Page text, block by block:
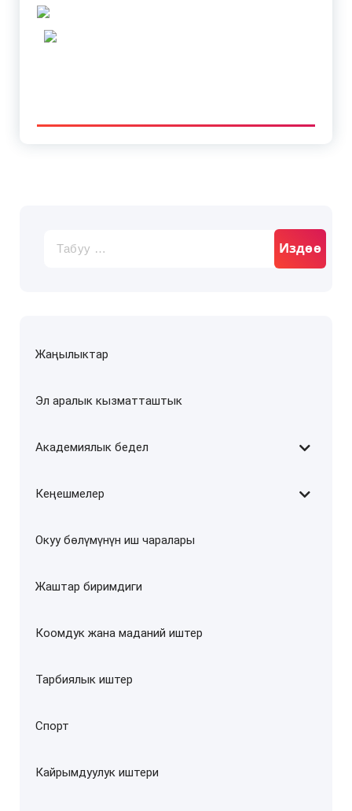
Жаңылыктар
Эл аралык кызматташтык
Академиялык бедел
Кеңешмелер
Окуу бөлүмүнүн иш чаралары
Жаштар биримдиги
Коомдук жана маданий иштер
Тарбиялык иштер
Спорт
Кайрымдуулук иштери